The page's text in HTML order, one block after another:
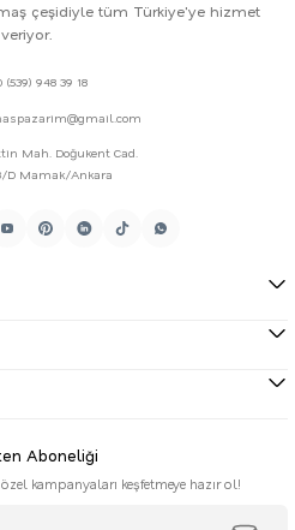
çeşidiyle tüm Türkiye'ye hizmet
veriyor.
(539) 948 39 18
Mah. Doğukent Cad.
D Mamak/Ankara
Aboneliği
kampanyaları keşfetmeye hazır ol!